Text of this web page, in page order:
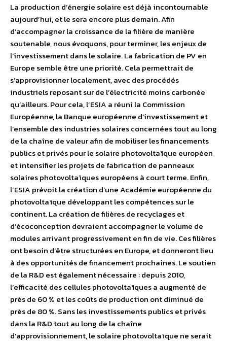
La production d’énergie solaire est déjà incontournable
aujourd’hui, et le sera encore plus demain. Afin
d’accompagner la croissance de la filière de manière
soutenable, nous évoquons, pour terminer, les enjeux de
l’investissement dans le solaire. La fabrication de PV en
Europe semble être une priorité. Cela permettrait de
s’approvisionner localement, avec des procédés
industriels reposant sur de l’électricité moins carbonée
qu’ailleurs. Pour cela, l’ESIA a réuni la Commission
Européenne, la Banque européenne d’investissement et
l’ensemble des industries solaires concernées tout au long
de la chaîne de valeur afin de mobiliser les financements
publics et privés pour le solaire photovoltaïque européen
et intensifier les projets de fabrication de panneaux
solaires photovoltaïques européens à court terme. Enfin,
l’ESIA prévoit la création d’une Académie européenne du
photovoltaïque développant les compétences sur le
continent. La création de filières de recyclages et
d’écoconception devraient accompagner le volume de
modules arrivant progressivement en fin de vie. Ces filières
ont besoin d’être structurées en Europe, et donneront lieu
à des opportunités de financement prochaines. Le soutien
de la R&D est également nécessaire : depuis 2010,
l’efficacité des cellules photovoltaïques a augmenté de
près de 60 % et les coûts de production ont diminué de
près de 80 %. Sans les investissements publics et privés
dans la R&D tout au long de la chaîne
d’approvisionnement, le solaire photovoltaïque ne serait